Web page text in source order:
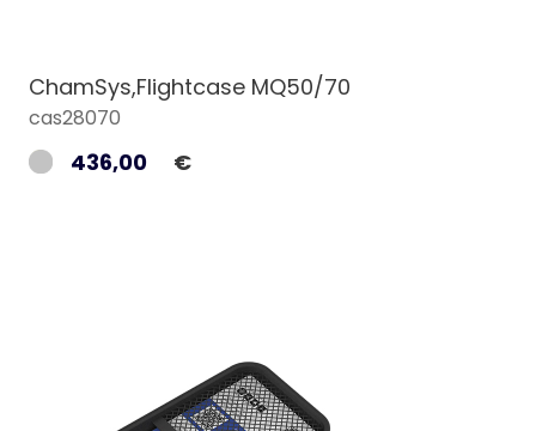
ChamSys,Flightcase MQ50/70
cas28070
436,00 €